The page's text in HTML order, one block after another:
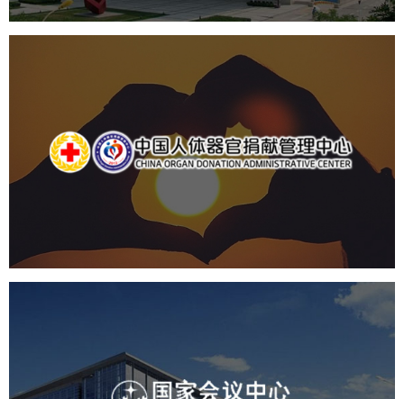
中国人体器官捐献管理中心
国企 品牌官网 网站建设
国家会议中心